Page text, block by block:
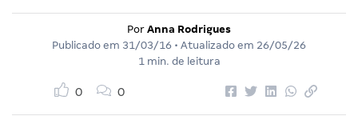
Por Anna Rodrigues
Publicado em 31/03/16 • Atualizado em 26/05/26
1 min. de leitura
0 0